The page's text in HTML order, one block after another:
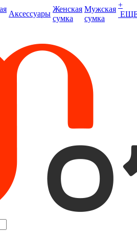
Аксессуары
Женская
сумка
Мужская
сумка
+